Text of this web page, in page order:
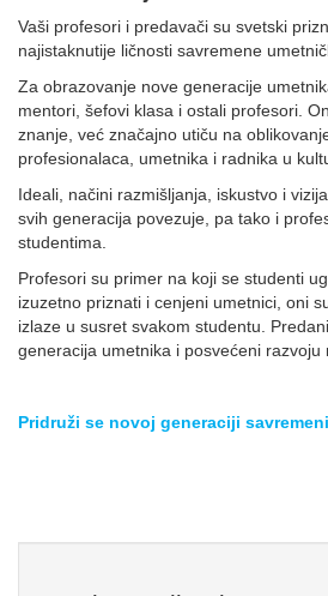
Vaši profesori i predavači su svetski
najistaknutije ličnosti savremene
Za obrazovanje nove generacije
mentori, šefovi klasa i ostali profesori.
znanje, već značajno utiču na
profesionalaca, umetnika i radnika u
Ideali, načini razmišljanja, iskustvo i
svih generacija povezuje, pa tako i
studentima.
Profesori su primer na koji se studenti
izuzetno priznati i cenjeni umetnici, oni
izlaze u susret svakom studentu.
generacija umetnika i posvećeni razvoju
Pridruži se novoj generaciji